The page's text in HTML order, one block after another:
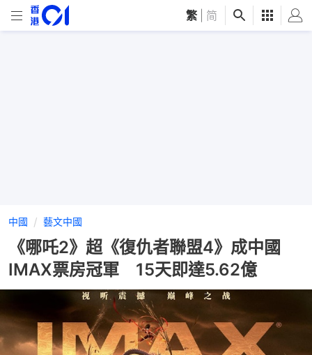
繁 简
中國 藝文中國
《哪吒2》超《復仇者聯盟4》成中國
IMAX票房冠軍 15天即達5.62億